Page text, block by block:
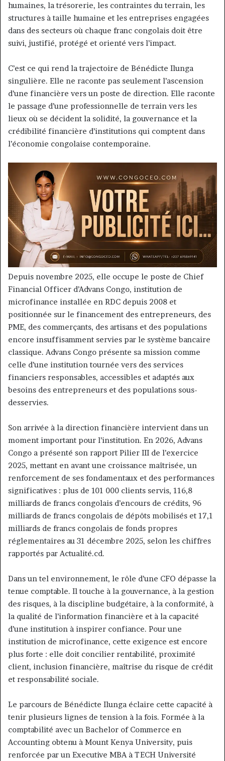
humaines, la trésorerie, les contraintes du terrain, les
structures à taille humaine et les entreprises engagées
dans des secteurs où chaque franc congolais doit être
suivi, justifié, protégé et orienté vers l’impact.
C’est ce qui rend la trajectoire de Bénédicte Ilunga
singulière. Elle ne raconte pas seulement l’ascension
d’une financière vers un poste de direction. Elle raconte
le passage d’une professionnelle de terrain vers les
lieux où se décident la solidité, la gouvernance et la
crédibilité financière d’institutions qui comptent dans
l’économie congolaise contemporaine.
Depuis novembre 2025, elle occupe le poste de Chief
Financial Officer d’Advans Congo, institution de
microfinance installée en RDC depuis 2008 et
positionnée sur le financement des entrepreneurs, des
PME, des commerçants, des artisans et des populations
encore insuffisamment servies par le système bancaire
classique. Advans Congo présente sa mission comme
celle d’une institution tournée vers des services
financiers responsables, accessibles et adaptés aux
besoins des entrepreneurs et des populations sous-
desservies.
Son arrivée à la direction financière intervient dans un
moment important pour l’institution. En 2026, Advans
Congo a présenté son rapport Pilier III de l’exercice
2025, mettant en avant une croissance maîtrisée, un
renforcement de ses fondamentaux et des performances
significatives : plus de 101 000 clients servis, 116,8
milliards de francs congolais d’encours de crédits, 96
milliards de francs congolais de dépôts mobilisés et 17,1
milliards de francs congolais de fonds propres
réglementaires au 31 décembre 2025, selon les chiffres
rapportés par Actualité.cd.
Dans un tel environnement, le rôle d’une CFO dépasse la
tenue comptable. Il touche à la gouvernance, à la gestion
des risques, à la discipline budgétaire, à la conformité, à
la qualité de l’information financière et à la capacité
d’une institution à inspirer confiance. Pour une
institution de microfinance, cette exigence est encore
plus forte : elle doit concilier rentabilité, proximité
client, inclusion financière, maîtrise du risque de crédit
et responsabilité sociale.
Le parcours de Bénédicte Ilunga éclaire cette capacité à
tenir plusieurs lignes de tension à la fois. Formée à la
comptabilité avec un Bachelor of Commerce en
Accounting obtenu à Mount Kenya University, puis
renforcée par un Executive MBA à TECH Université